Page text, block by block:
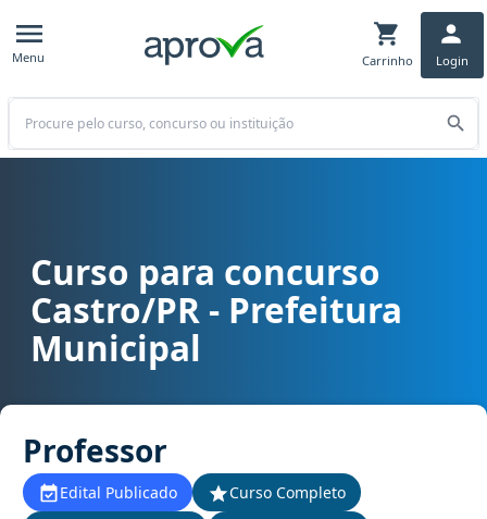
Menu Carrinho Login
Buscar
Curso para concurso Castro/PR - Prefeitura Municipal cargo
Curso para concurso
Castro/PR - Prefeitura
Municipal
Professor
Edital Publicado
Curso Completo